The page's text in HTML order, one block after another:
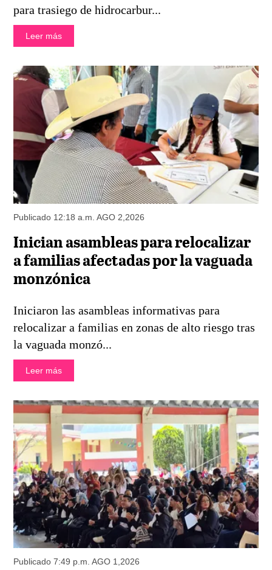
para trasiego de hidrocarbur...
Leer más
Publicado 12:18 a.m. AGO 2,2026
Inician asambleas para relocalizar
a familias afectadas por la vaguada
monzónica
Iniciaron las asambleas informativas para
relocalizar a familias en zonas de alto riesgo tras
la vaguada monzó...
Leer más
Publicado 7:49 p.m. AGO 1,2026